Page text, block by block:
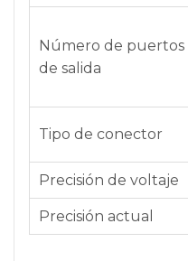
Número de puertos
de salida
Tipo de conector
Precisión de voltaje
Precisión actual